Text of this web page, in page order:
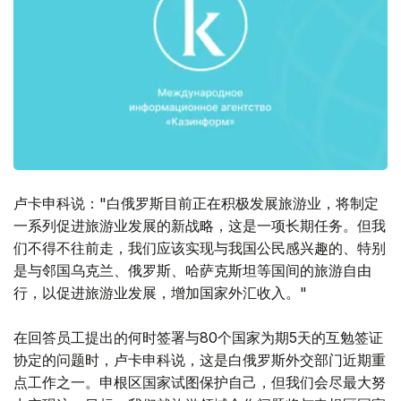
卢卡申科说："白俄罗斯目前正在积极发展旅游业，将制定
一系列促进旅游业发展的新战略，这是一项长期任务。但我
们不得不往前走，我们应该实现与我国公民感兴趣的、特别
是与邻国乌克兰、俄罗斯、哈萨克斯坦等国间的旅游自由
行，以促进旅游业发展，增加国家外汇收入。"
在回答员工提出的何时签署与80个国家为期5天的互勉签证
协定的问题时，卢卡申科说，这是白俄罗斯外交部门近期重
点工作之一。申根区国家试图保护自己，但我们会尽最大努